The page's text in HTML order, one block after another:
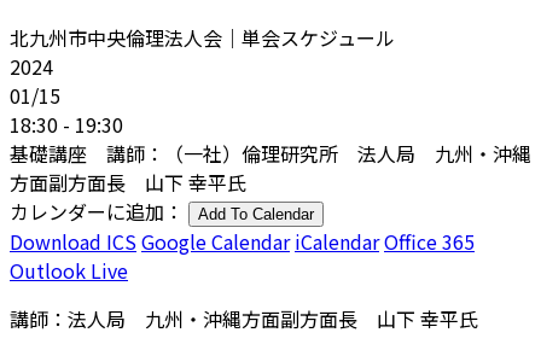
北九州市中央倫理法人会｜単会スケジュール
2024
01/15
18:30 - 19:30
基礎講座 講師：（一社）倫理研究所 法人局 九州・沖縄
方面副方面長 山下 幸平氏
カレンダーに追加：
Add To Calendar
Download ICSGoogle Calendar iCalendarOffice 365
Outlook Live
講師：法人局 九州・沖縄方面副方面長 山下 幸平氏